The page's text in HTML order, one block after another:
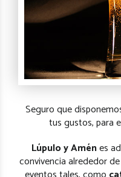
Seguro que
tus gustos, para
Lúpulo y Aménes
convivencia alrededor